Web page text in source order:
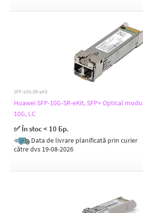
10 Gbps
Wavelength - Tx/Rx [nm]
1270 / 1330
1290
1310
1330 / 1270
1450
1550
850
SFP-10G-SR-eKit
Huawei SFP-10G-SR-eKit, SFP+ Optical
10G, LC
✅ În stoc < 10 Бр.
Data de livrare planificată prin curier
către dvs 19-08-2026